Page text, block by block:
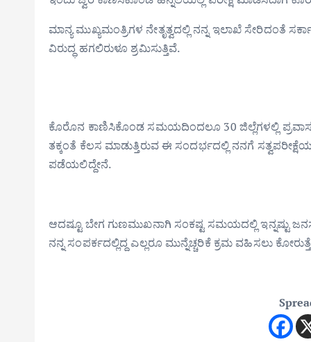
ಮಾನ್ಯ ಮುಖ್ಯಮಂತ್ರಿಗಳ ನೇತೃತ್ವದಲ್ಲಿ ನನ್ನ ಇಲಾಖೆ
ವಿರುದ್ಧ ಹಗಲಿರುಳೂ ಶ್ರಮಿಸುತ್ತಿವೆ.
ಕೊರೊನ ಕಾಣಿಸಿಕೊಂಡ ಸಮಯದಿಂದಲೂ 30 ಜಿಲ್ಲೆಗಳಲ್ಲಿ
ತಕ್ಕಂತೆ ಕೆಲಸ ಮಾಡುತ್ತಿರುವ ಈ ಸಂದರ್ಭದಲ್ಲಿ ನನಗೆ
ಪಡೆಯಲಿದ್ದೇನೆ.
ಆದಷ್ಟೂ ಬೇಗ ಗುಣಮುಖನಾಗಿ ಸಂಕಷ್ಟ ಸಮಯದಲ್ಲಿ ಇನ್ನಷ್ಟು
ನನ್ನ ಸಂಪರ್ಕದಲ್ಲಿದ್ದ ಎಲ್ಲರೂ ಮುನ್ನೆಚ್ಚರಿಕೆ ಕ್ರಮ ವಹಿಸಲು